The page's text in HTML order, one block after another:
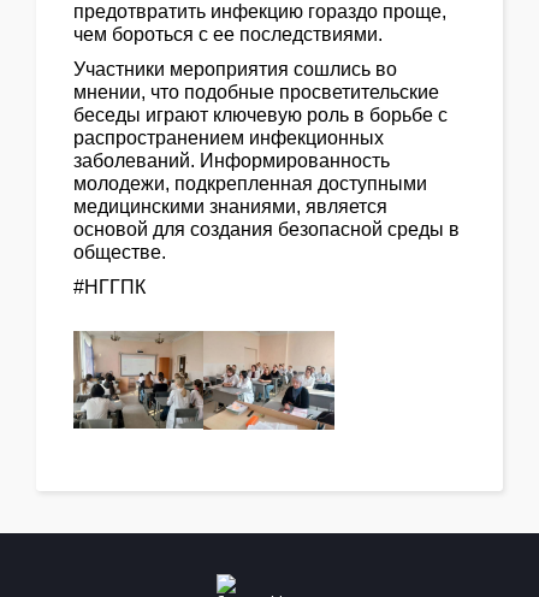
предотвратить инфекцию гораздо проще,
чем бороться с ее последствиями.
Участники мероприятия сошлись во
мнении, что подобные просветительские
беседы играют ключевую роль в борьбе с
распространением инфекционных
заболеваний. Информированность
молодежи, подкрепленная доступными
медицинскими знаниями, является
основой для создания безопасной среды в
обществе.
#НГГПК